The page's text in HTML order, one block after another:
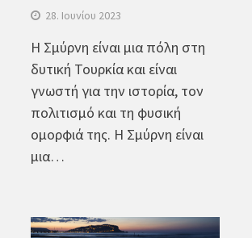
28. Ιουνίου 2023
Η Σμύρνη είναι μια πόλη στη
δυτική Τουρκία και είναι
γνωστή για την ιστορία, τον
πολιτισμό και τη φυσική
ομορφιά της. Η Σμύρνη είναι
μια…